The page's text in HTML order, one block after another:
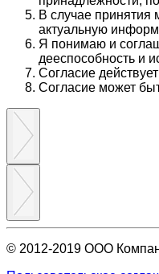
В случае принятия
актуальную
Я понимаю и
дееспособность и
Согласие
Согласие может
© 2012-2019 ООО